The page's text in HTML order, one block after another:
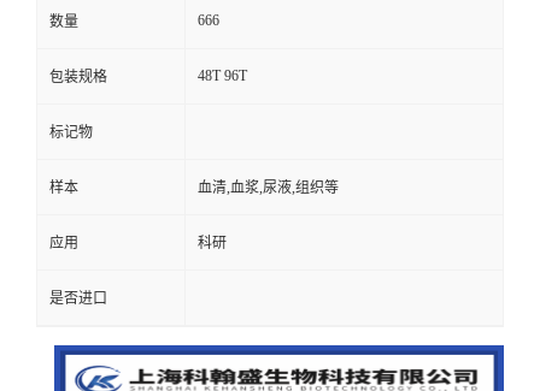
数量 666
包装规格 48T 96T
标记物
样本 血清,血浆,尿液,组织等
应用 科研
是否进口